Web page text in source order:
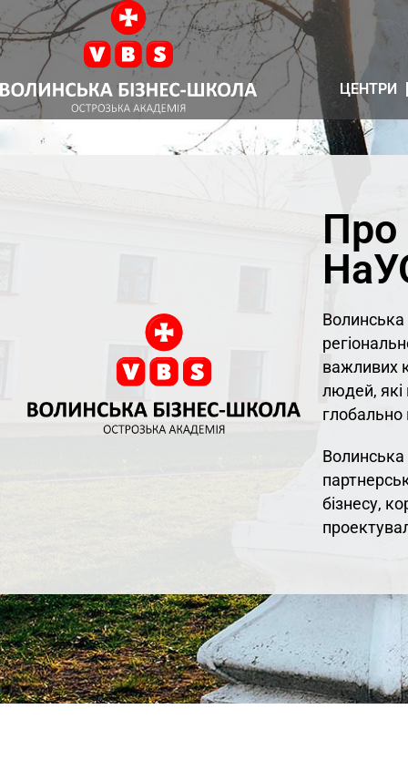
ЦЕНТРИ
Про
важливих
людей, які
глобально
бізнесу,